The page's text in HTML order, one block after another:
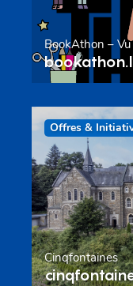
BookAthon –
Offres &
Cinqfontaines